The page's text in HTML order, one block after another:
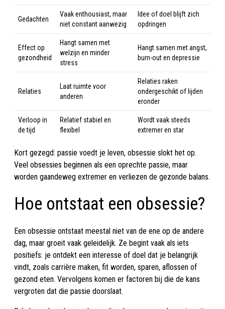
Gedachten
Vaak enthousiast, maar
niet constant aanwezig
Idee of doel blijft zich
opdringen
Effect op
gezondheid
Hangt samen met
welzijn en minder
stress
Hangt samen met angst,
burn-out en depressie
Relaties
Laat ruimte voor
anderen
Relaties raken
ondergeschikt of lijden
eronder
Verloop in
de tijd
Relatief stabiel en
flexibel
Wordt vaak steeds
extremer en star
Kort gezegd: passie voedt je leven, obsessie slokt het op.
Veel obsessies beginnen als een oprechte passie, maar
worden gaandeweg extremer en verliezen de gezonde balans.
Hoe ontstaat een obsessie?
Een obsessie ontstaat meestal niet van de ene op de andere
dag, maar groeit vaak geleidelijk. Ze begint vaak als iets
positiefs: je ontdekt een interesse of doel dat je belangrijk
vindt, zoals carrière maken, fit worden, sparen, aflossen of
gezond eten. Vervolgens komen er factoren bij die de kans
vergroten dat die passie doorslaat.